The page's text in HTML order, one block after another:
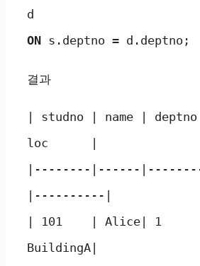
ON s.deptno = d.deptno;
결과
| studno | name |
loc      |
|--------|------
|----------|
| 101    | Alice| 1
BuildingA|